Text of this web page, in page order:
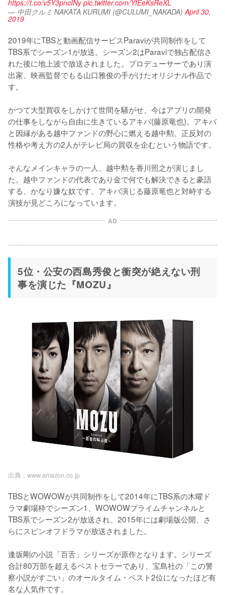
https://t.co/v5Y3pncINy pic.twitter.com/YfEeKsReXL
— 中田クルミ NAKATA KURUMI (@CULUMI_NAKADA)April 30,
2019
2019年にTBSと動画配信サービスParaviが共同制作をして
TBS系でシーズン1が放送。シーズン2はParaviで独占配信さ
れた後に地上波で放送されました。プロデューサーであり演
出家、映画監督でもる山口雅俊の手がけたオリジナル作品で
す。
かつて大型買収をしかけて世間を騒がせ、今はアプリの開発
の仕事をしながら自由に生きているアキバ(藤原竜也)。アキバ
と因縁がある越中ファンドの野心に燃える越中勲。正反対の
性格や考え方の2人がテレビ局の買収を企むという物語です。
そんなメインキャラの一人、越中勲を香川照之が演じまし
た。越中ファンドの代表であり金で何でも解決できると豪語
する、かなり嫌な奴です。アキバ演じる藤原竜也と対峙する
演技が見どころになっています。
AD
5位・公安の西島秀俊と衝突が絶えない刑
事を演じた『MOZU』
出典 : www.amazon.co.jp
TBSとWOWOWが共同制作をして2014年にTBS系の木曜ド
ラマ劇場枠でシーズン1、WOWOWプライムチャンネルと
TBS系でシーズン2が放送され、2015年には劇場版公開、さ
らにスピンオフドラマが放送されました。
逢坂剛の小説「百舌」シリーズが原作となります。シリーズ
合計80万部を超えるベストセラーであり、宝島社の「この警
察小説がすごい」のオールタイム・ベスト2位になったほど有
名な人気作です。